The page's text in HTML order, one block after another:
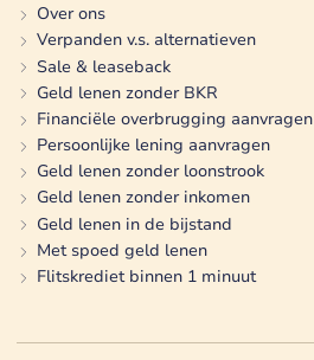
Over ons
Verpanden v.s. alternatieven
Sale & leaseback
Geld lenen zonder BKR
Financiële overbrugging aanvragen
Persoonlijke lening aanvragen
Geld lenen zonder loonstrook
Geld lenen zonder inkomen
Geld lenen in de bijstand
Met spoed geld lenen
Flitskrediet binnen 1 minuut